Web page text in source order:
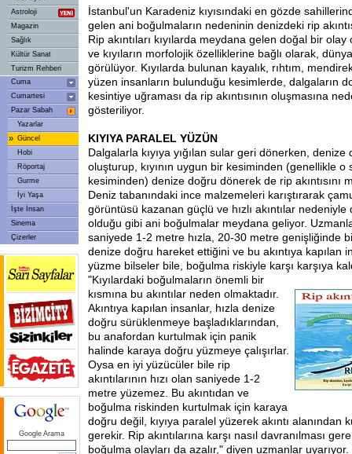
Astroloji
Magazin
Sağlık
Kültür Sanat
Turizm Rehberi
Cuma
Cumartesi
Pazar Sabah
Yazarlar
» Güncel
Hobi
Röportaj
Gurme
İyi Yaşa
İşte İnsan
Sinema
Çizerler
Google Arama
İstanbul'un Karadeniz kıyısındaki en gözde
gelen ani boğulmaların nedeninin denizdeki rip
Rip akıntıları kıyılarda meydana gelen doğal bir
ve kıyıların morfolojik özelliklerine bağlı olarak,
görülüyor. Kıyılarda bulunan kayalık, rıhtım,
yüzen insanların bulunduğu kesimlerde, dalgaların
kesintiye uğraması da rip akıntısının oluşmasına
gösteriliyor.
KIYIYA PARALEL YÜZÜN
Dalgalarla kıyıya yığılan sular geri dönerken, denize
oluşturup, kıyının uygun bir kesiminden (genellikle o
kesiminden) denize doğru dönerek de rip akıntısını
Deniz tabanındaki ince malzemeleri karıştırarak
görüntüsü kazanan güçlü ve hızlı akıntılar
olduğu gibi ani boğulmalar meydana geliyor.
saniyede 1-2 metre hızla, 20-30 metre genişliğinde
denize doğru hareket ettiğini ve bu akıntıya kapılan
yüzme bilseler bile, boğulma riskiyle karşı karşıya
"Kıyılardaki boğulmaların önemli bir
kısmına bu akıntılar neden olmaktadır.
Akıntıya kapılan insanlar, hızla denize
doğru sürüklenmeye başladıklarından,
bu anafordan kurtulmak için panik
halinde karaya doğru yüzmeye çalışırlar.
Oysa en iyi yüzücüler bile rip
akıntılarının hızı olan saniyede 1-2
metre yüzemez. Bu akıntıdan ve
boğulma riskinden kurtulmak için karaya
doğru değil, kıyıya paralel yüzerek akıntı alanından
gerekir. Rip akıntılarına karşı nasıl davranılması
boğulma olayları da azalır," diyen uzmanlar uyarıyor.